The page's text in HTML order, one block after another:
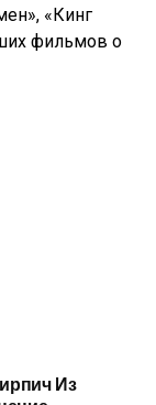
«Кинг
фильмов о
Из